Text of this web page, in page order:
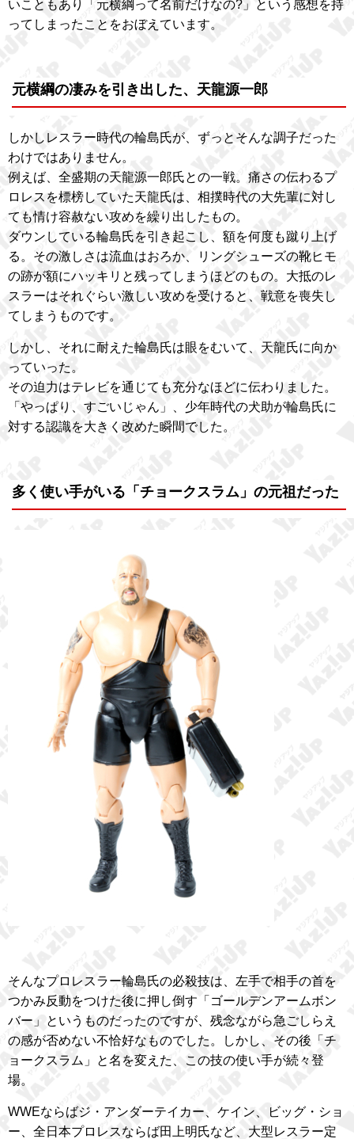
いこともあり「元横綱って名前だけなの?」という感想を持
ってしまったことをおぼえています。
元横綱の凄みを引き出した、天龍源一郎
しかしレスラー時代の輪島氏が、ずっとそんな調子だった
わけではありません。
例えば、全盛期の天龍源一郎氏との一戦。痛さの伝わるプ
ロレスを標榜していた天龍氏は、相撲時代の大先輩に対し
ても情け容赦ない攻めを繰り出したもの。
ダウンしている輪島氏を引き起こし、額を何度も蹴り上げ
る。その激しさは流血はおろか、リングシューズの靴ヒモ
の跡が額にハッキリと残ってしまうほどのもの。大抵のレ
スラーはそれぐらい激しい攻めを受けると、戦意を喪失し
てしまうものです。
しかし、それに耐えた輪島氏は眼をむいて、天龍氏に向か
っていった。
その迫力はテレビを通じても充分なほどに伝わりました。
「やっぱり、すごいじゃん」、少年時代の犬助が輪島氏に
対する認識を大きく改めた瞬間でした。
多く使い手がいる「チョークスラム」の元祖だった
そんなプロレスラー輪島氏の必殺技は、左手で相手の首を
つかみ反動をつけた後に押し倒す「ゴールデンアームボン
バー」というものだったのですが、残念ながら急ごしらえ
の感が否めない不恰好なものでした。しかし、その後「チ
ョークスラム」と名を変えた、この技の使い手が続々登
場。
WWEならばジ・アンダーテイカー、ケイン、ビッグ・ショ
ー、全日本プロレスならば田上明氏など、大型レスラー定